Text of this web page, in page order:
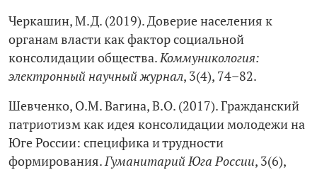
Черкашин, М.Д. (2019). Доверие населения к
органам власти как фактор социальной
консолидации общества.Коммуникология:
электронный научный журнал, 3(4), 74–82.
Шевченко, О.М. Вагина, В.О. (2017). Гражданский
патриотизм как идея консолидации молодежи на
Юге России: специфика и трудности
формирования.Гуманитарий Юга России, 3(6),